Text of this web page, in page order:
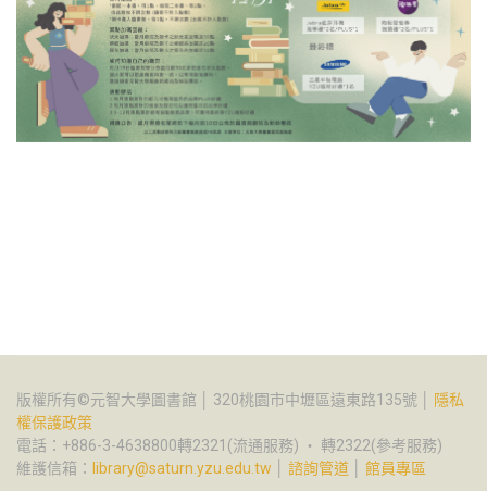
版權所有©元智大學圖書館 │ 320桃園市中壢區遠東路135號 │
隱私
權保護政策
電話：+886-3-4638800轉2321(流通服務) ‧ 轉2322(參考服務)
維護信箱： library@saturn.yzu.edu.tw 諮詢管道 館員專區